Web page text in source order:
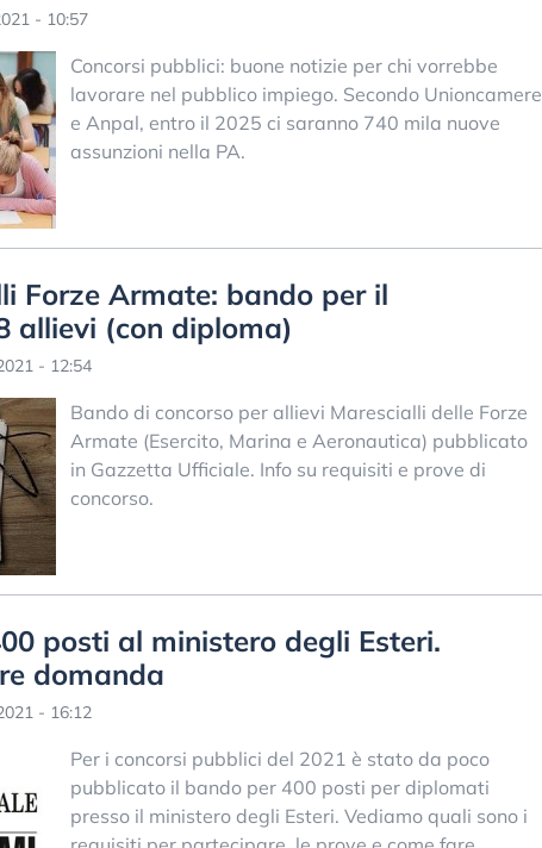
- 10:57
Concorsi pubblici: buone notizie per chi vorrebbe
lavorare nel pubblico impiego. Secondo Unioncamere
e Anpal, entro il 2025 ci saranno 740 mila nuove
assunzioni nella PA.
Forze Armate: bando per il
allievi (con diploma)
- 12:54
Bando di concorso per allievi Marescialli delle Forze
Armate (Esercito, Marina e Aeronautica) pubblicato
in Gazzetta Ufficiale. Info su requisiti e prove di
concorso.
posti al ministero degli Esteri.
domanda
- 16:12
Per i concorsi pubblici del 2021 è stato da poco
pubblicato il bando per 400 posti per diplomati
presso il ministero degli Esteri. Vediamo quali sono i